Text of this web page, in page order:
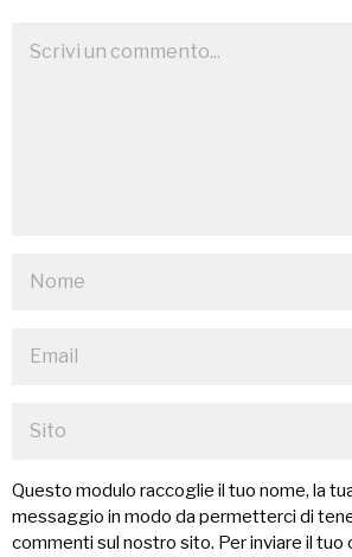
Questo modulo raccoglie il tuo nome, la
messaggio in modo da permetterci di
commenti sul nostro sito. Per inviare il